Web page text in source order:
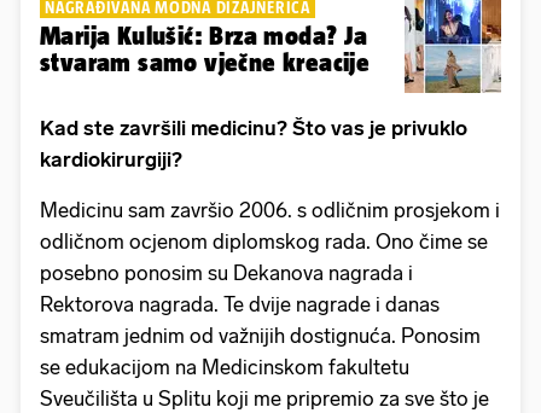
NAGRAĐIVANA MODNA DIZAJNERICA
Marija Kulušić: Brza moda? Ja
stvaram samo vječne kreacije
Kad ste završili medicinu? Što vas je privuklo
kardiokirurgiji?
Medicinu sam završio 2006. s odličnim prosjekom i
odličnom ocjenom diplomskog rada. Ono čime se
posebno ponosim su Dekanova nagrada i
Rektorova nagrada. Te dvije nagrade i danas
smatram jednim od važnijih dostignuća. Ponosim
se edukacijom na Medicinskom fakultetu
Sveučilišta u Splitu koji me pripremio za sve što je